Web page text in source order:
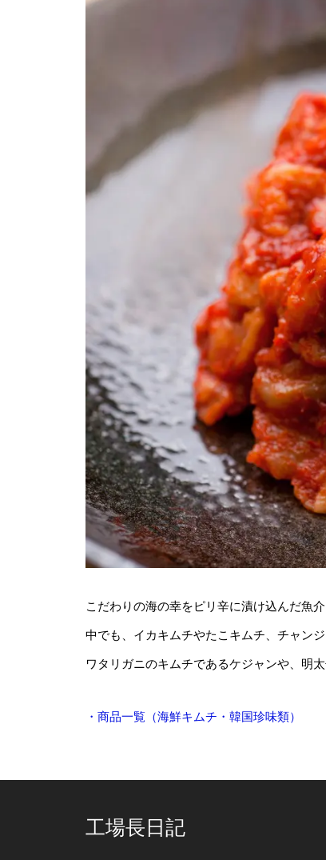
こだわりの海の幸をピリ辛に漬け込んだ魚
中でも、イカキムチやたこキムチ、チャン
ワタリガニのキムチであるケジャンや、明
・商品一覧（海鮮キムチ・韓国珍味類）
工場長日記